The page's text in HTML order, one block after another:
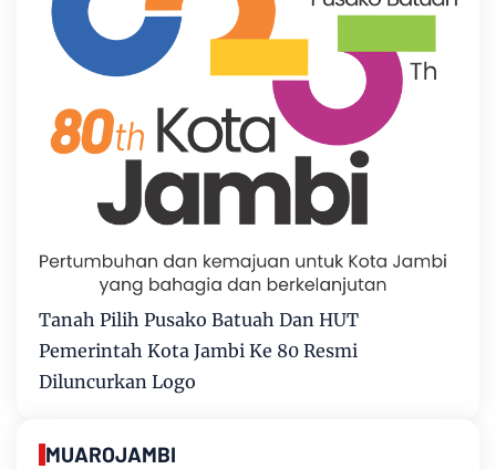
Tanah Pilih Pusako Batuah Dan HUT
Pemerintah Kota Jambi Ke 80 Resmi
Diluncurkan Logo
MUAROJAMBI